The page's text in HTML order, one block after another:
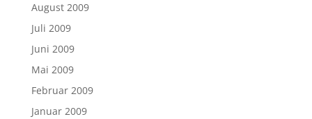
August 2009
Juli 2009
Juni 2009
Mai 2009
Februar 2009
Januar 2009